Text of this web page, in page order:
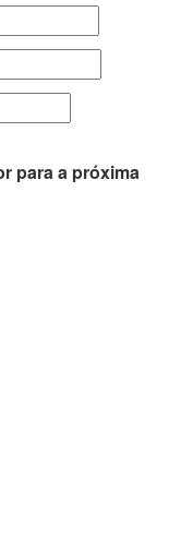
para a próxima